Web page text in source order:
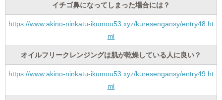
イチゴ鼻になってしまった場合には？
https://www.akino-ninkatu-ikumou53.xyz/kuresengansy/entry48.ht
ml
オイルフリークレンジングは肌が乾燥している人に良い？
https://www.akino-ninkatu-ikumou53.xyz/kuresengansy/entry49.ht
ml